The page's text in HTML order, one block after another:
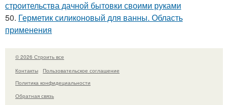
строительства дачной бытовки своими руками
50. Герметик силиконовый для ванны. Область
применения
© 2026 Строить все
Контакты
Пользовательское соглашение
Политика конфидециальности
Обратная связь